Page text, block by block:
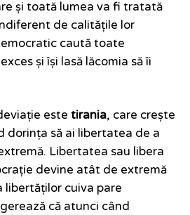
și toată lumea va fi tratată
de calitățile lor
caută toate
și își lasă lăcomia să îi
este tirania, care crește
dorința să ai libertatea de a
Libertatea sau libera
devine atât de extremă
libertăților cuiva pare
că atunci când